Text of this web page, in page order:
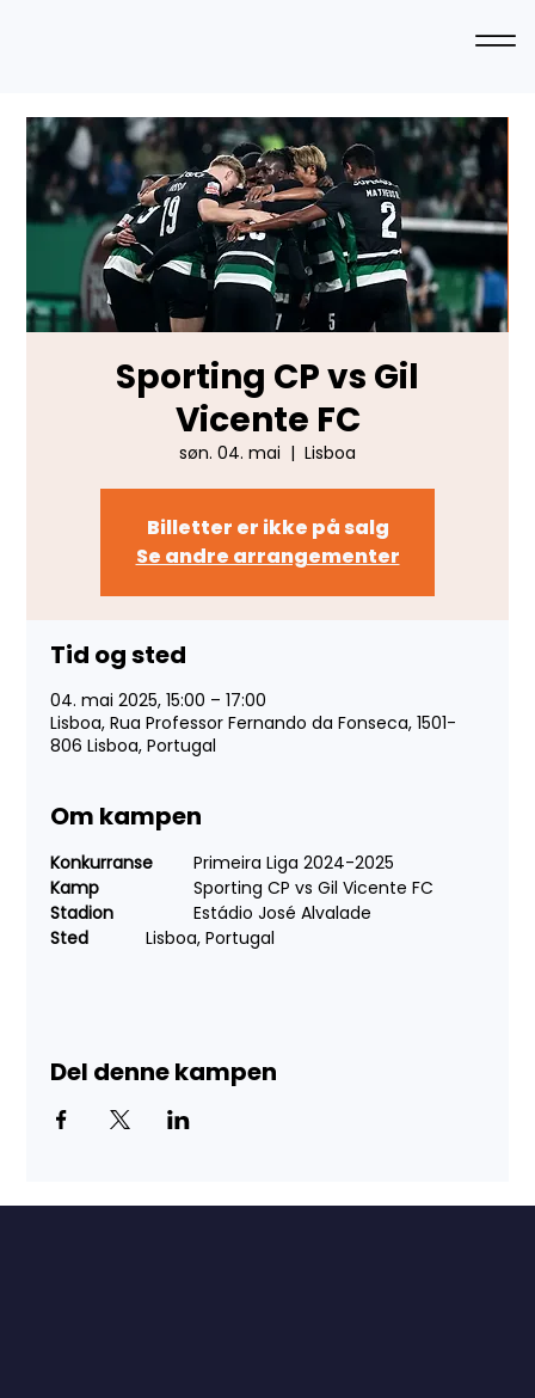
Sporting CP vs Gil
Vicente FC
søn. 04. mai
  |
Lisboa
Billetter er ikke på salg
Se andre arrangementer
Tid og sted
04. mai 2025, 15:00 – 17:00
Lisboa, Rua Professor Fernando da Fonseca, 1501-
806 Lisboa, Portugal
Om kampen
Konkurranse
Primeira Liga 2024-2025
Kamp
Sporting CP vs Gil Vicente FC
Stadion
Estádio José Alvalade
Sted
Lisboa, Portugal
Del denne kampen